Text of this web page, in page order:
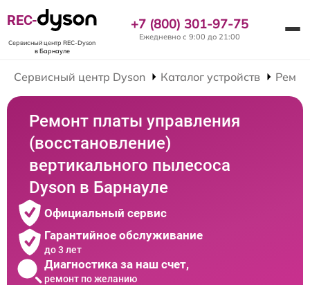
REC-
Сервисный центр REC-Dyson
в Барнауле
+7 (800) 301-97-75
Ежедневно с 9:00 до 21:00
Сервисный центр Dyson Каталог устройств
Ремонт платы управления
(восстановление)
вертикального пылесоса
Dyson в Барнауле
Официальный сервис
Гарантийное обслуживание
до 3 лет
Диагностика за наш счет,
ремонт по желанию